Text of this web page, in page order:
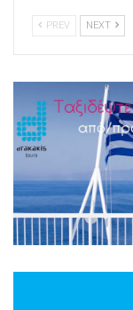
PREV NEXT